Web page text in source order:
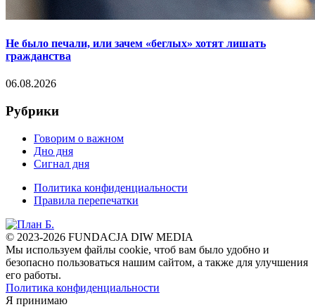
Не было печали, или зачем «беглых» хотят лишать
гражданства
06.08.2026
Рубрики
Говорим о важном
Дно дня
Сигнал дня
Политика конфиденциальности
Правила перепечатки
© 2023-2026 FUNDACJA DIW MEDIA
Мы используем файлы cookie, чтоб вам было удобно и
безопасно пользоваться нашим сайтом, а также для улучшения
его работы.
Политика конфиденциальности
Я принимаю